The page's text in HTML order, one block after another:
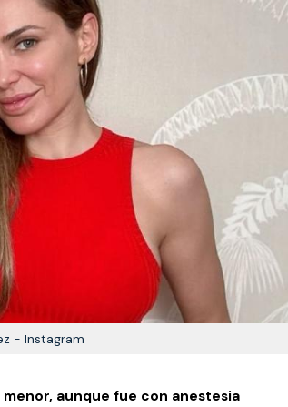
- Instagram
aunque fue con anestesia